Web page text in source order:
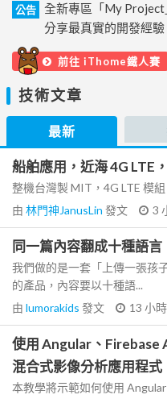
公告
全新專區「My Project
分享最真實的開發經驗
前往 iThome鐵人賽
技術文章
最新
船舶應用，近海 4G LTE
整機台灣製 MIT，4G LTE 模
由 林門神JanusLin 發文 3
同一篇內容翻成十種語
我們做的是一套「上傳一張孩
的產品，內容要以十種語...
由 lumorakids 發文 13 小
使用 Angular、Firebase
混合式影像分析應用程式
本教學將示範如何使用